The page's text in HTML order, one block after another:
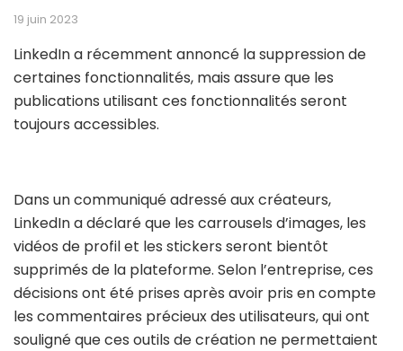
19 juin 2023
LinkedIn a récemment annoncé la suppression de
certaines fonctionnalités, mais assure que les
publications utilisant ces fonctionnalités seront
toujours accessibles.
Dans un communiqué adressé aux créateurs,
LinkedIn a déclaré que les carrousels d’images, les
vidéos de profil et les stickers seront bientôt
supprimés de la plateforme. Selon l’entreprise, ces
décisions ont été prises après avoir pris en compte
les commentaires précieux des utilisateurs, qui ont
souligné que ces outils de création ne permettaient